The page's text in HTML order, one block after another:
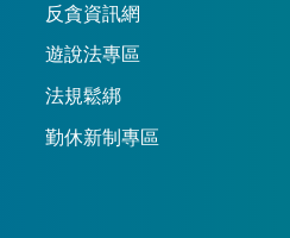
反貪資訊網
遊說法專區
法規鬆綁
勤休新制專區